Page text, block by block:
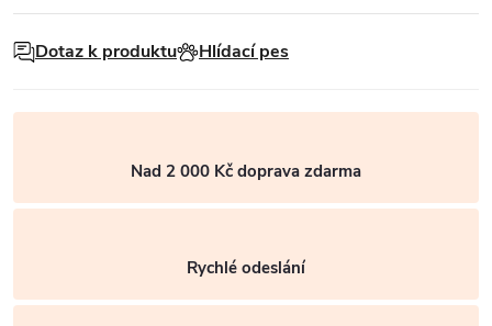
Dotaz k produktu Hlídací pes
Nad 2 000 Kč doprava zdarma
Rychlé odeslání